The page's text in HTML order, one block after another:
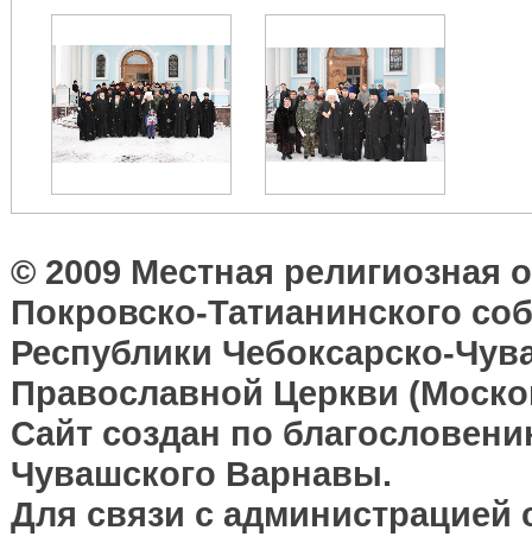
© 2009 Местная религиозная
Покровско-Татианинского
Республики Чебоксарско-
Православной Церкви
Сайт создан по
Чувашского Варнавы.
Для связи с администрацией